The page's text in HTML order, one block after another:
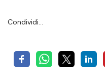
Condividi…